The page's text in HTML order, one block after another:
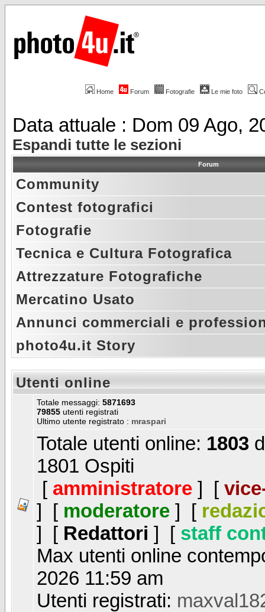
Home Forum Fotografie Le mie foto
Data attuale : Dom 09 Ago,
Espandi tutte le sezioni
Forum
Community
Contest fotografici
Fotografie
Tecnica e Cultura Fotografica
Attrezzature Fotografiche
Mercatino Usato
Annunci commerciali e
photo4u.it Story
Utenti online
Totale messaggi: 5871693
79855 utenti registrati
Ultimo utente registrato : mraspari
Totale utenti online: 1803
1801 Ospiti
[ amministratore ] [
] [ moderatore ] [
] [ Redattori ] [ staff
Max utenti online
2026 11:59 am
Utenti registrati: